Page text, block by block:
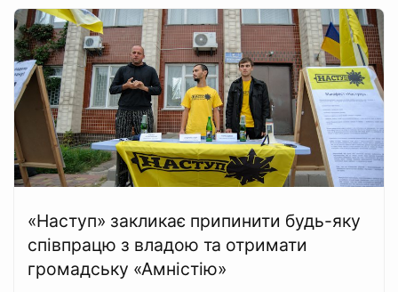
«Наступ» закликає припинити будь-яку
співпрацю з владою та отримати
громадську «Амністію»